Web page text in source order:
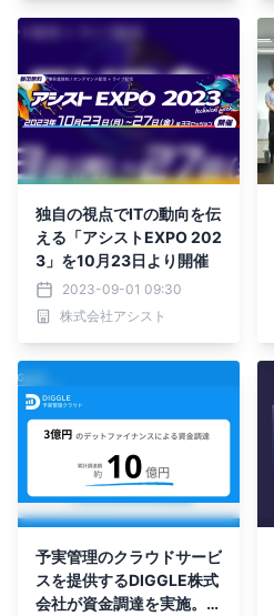
独自の視点でITの動向を伝
える「アシストEXPO 202
3」を10月23日より開催
2023-09-01 09:30
株式会社アシスト
予実管理のクラウドサービ
スを提供するDIGGLE株式
会社が資金調達を実施。累